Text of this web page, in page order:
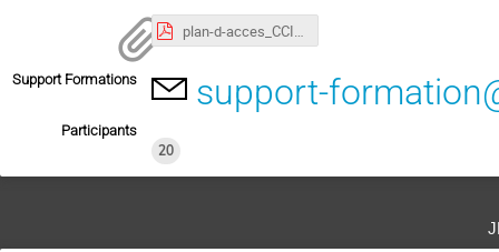
plan-d-acces_CCIN2P3.pdf
Support Formations support-
Participants
20